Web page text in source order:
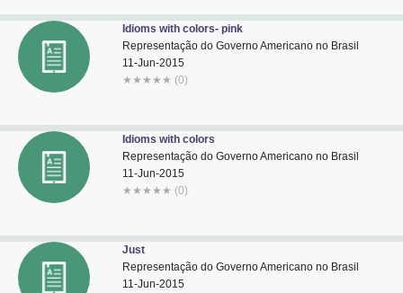
Idioms with colors- pink
Representação do Governo Americano no Brasil
11-Jun-2015
★ ★ ★ ★ ★ (0)
Idioms with colors
Representação do Governo Americano no Brasil
11-Jun-2015
★ ★ ★ ★ ★ (0)
Just
Representação do Governo Americano no Brasil
11-Jun-2015